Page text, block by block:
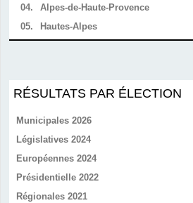
04.
Alpes-de-Haute-Provence
05.
Hautes-Alpes
RÉSULTATS PAR ÉLECTION
Municipales 2026
Législatives 2024
Européennes 2024
Présidentielle 2022
Régionales 2021